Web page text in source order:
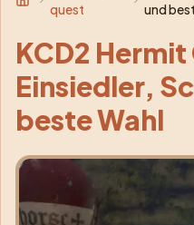
quest
und
KCD2
Einsiedler,
beste Wahl